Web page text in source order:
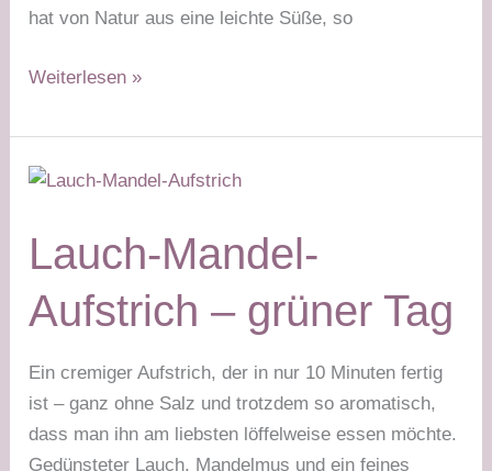
hat von Natur aus eine leichte Süße, so
Kürbis
mit
Käse
Tag
Stabilisierungsphase
Weiterlesen »
Lauch-Mandel-
Aufstrich – grüner Tag
Ein cremiger Aufstrich, der in nur 10 Minuten fertig
ist – ganz ohne Salz und trotzdem so aromatisch,
dass man ihn am liebsten löffelweise essen möchte.
Gedünsteter Lauch, Mandelmus und ein feines